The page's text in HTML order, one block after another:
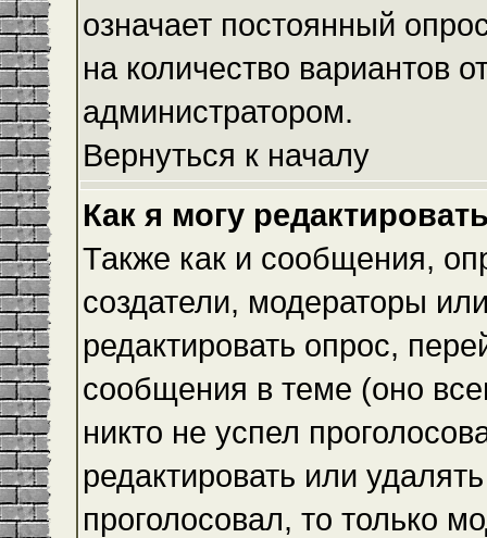
означает постоянный
на количество вариантов
администратором.
Вернуться к началу
Как я могу
Также как и сообщения,
создатели, модераторы
редактировать опрос,
сообщения в теме (оно
никто не успел
редактировать или
проголосовал, то только